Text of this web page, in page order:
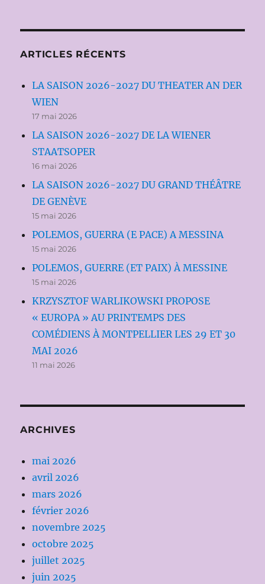
ARTICLES RÉCENTS
LA SAISON 2026-2027 DU THEATER AN DER
WIEN
17 mai 2026
LA SAISON 2026-2027 DE LA WIENER
STAATSOPER
16 mai 2026
LA SAISON 2026-2027 DU GRAND THÉÂTRE
DE GENÈVE
15 mai 2026
POLEMOS, GUERRA (E PACE) A MESSINA
15 mai 2026
POLEMOS, GUERRE (ET PAIX) À MESSINE
15 mai 2026
KRZYSZTOF WARLIKOWSKI PROPOSE
« EUROPA » AU PRINTEMPS DES
COMÉDIENS À MONTPELLIER LES 29 ET 30
MAI 2026
11 mai 2026
ARCHIVES
mai 2026
avril 2026
mars 2026
février 2026
novembre 2025
octobre 2025
juillet 2025
juin 2025